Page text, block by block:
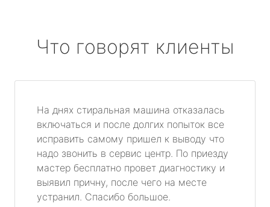
Что говорят клиенты
На днях стиральная машина отказалась
включаться и после долгих попыток все
исправить самому пришел к выводу что
надо звонить в сервис центр. По приезду
мастер бесплатно провет диагностику и
выявил причну, после чего на месте
устранил. Спасибо большое.